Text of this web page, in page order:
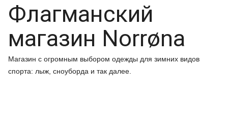
Флагманский
магазин Norrøna
Магазин с огромным выбором одежды для зимних видов
спорта: лыж, сноуборда и так далее.